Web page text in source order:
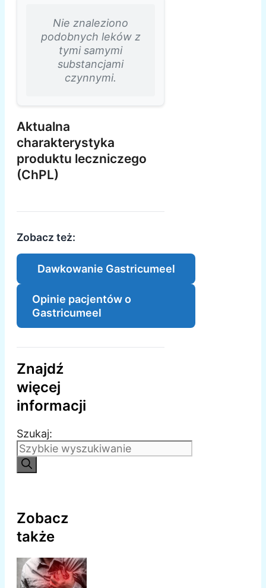
Nie znaleziono
podobnych leków z
tymi samymi
substancjami
czynnymi.
Aktualna
charakterystyka
produktu leczniczego
(ChPL)
Zobacz też:
Dawkowanie Gastricumeel
Opinie pacjentów o
Gastricumeel
Znajdź
więcej
informacji
Szukaj:
Zobacz
także